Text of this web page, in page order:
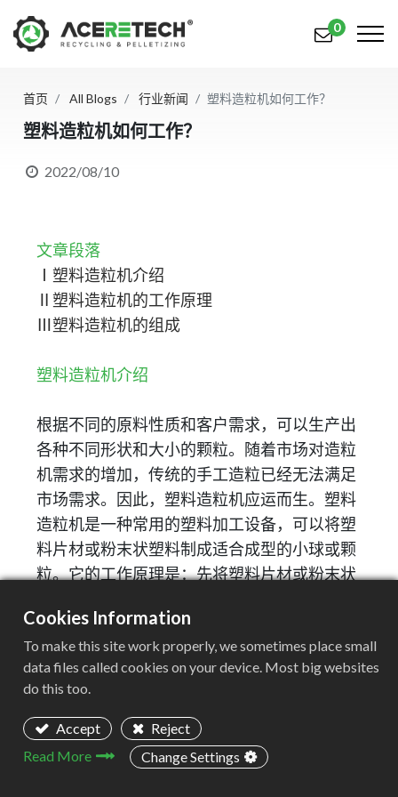
产品
关于我们
联系我们
русский язык
0
首页 All Blogs 行业新闻 塑料造粒机如何工作？
塑料造粒机如何工作？
2022/08/10
文章段落
Ⅰ塑料造粒机介绍
Ⅱ塑料造粒机的工作原理
Ⅲ塑料造粒机的组成
塑料造粒机介绍
根据不同的原料性质和客户需求，可以生产出
各种不同形状和大小的颗粒。随着市场对造粒
机需求的增加，传统的手工造粒已经无法满足
市场需求。因此，塑料造粒机应运而生。塑料
造粒机是一种常用的塑料加工设备，可以将塑
料片材或粉末状塑料制成适合成型的小球或颗
粒。它的工作原理是：先将塑料片材或粉末状
混合过程中加入一些添加剂，使塑料片材或粉
末更易于成型。接下来，混合好的塑料材料被
滚刀分割并从出料口排出。
Cookies Information
To make this site work properly, we sometimes place small
data files called cookies on your device. Most big websites
do this too.
Accept
Reject
Read More
Change Settings